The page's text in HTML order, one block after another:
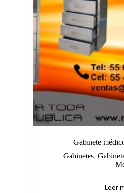
Gabinete
Gabinetes,
Leer